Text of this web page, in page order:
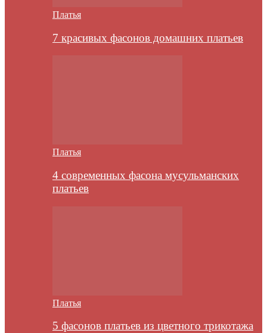
Платья
7 красивых фасонов домашних платьев
Платья
4 современных фасона мусульманских
платьев
Платья
5 фасонов платьев из цветного трикотажа